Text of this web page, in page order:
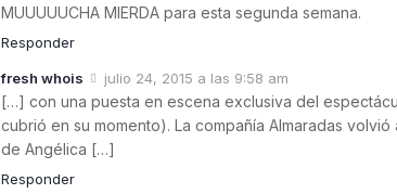
MUUUUUCHA MIERDA para esta segunda semana.
Responder
fresh whois julio 24, 2015 a las 9:58 am
[…] con una puesta en escena exclusiva del
cubrió en su momento). La compañía Almaradas
de Angélica […]
Responder